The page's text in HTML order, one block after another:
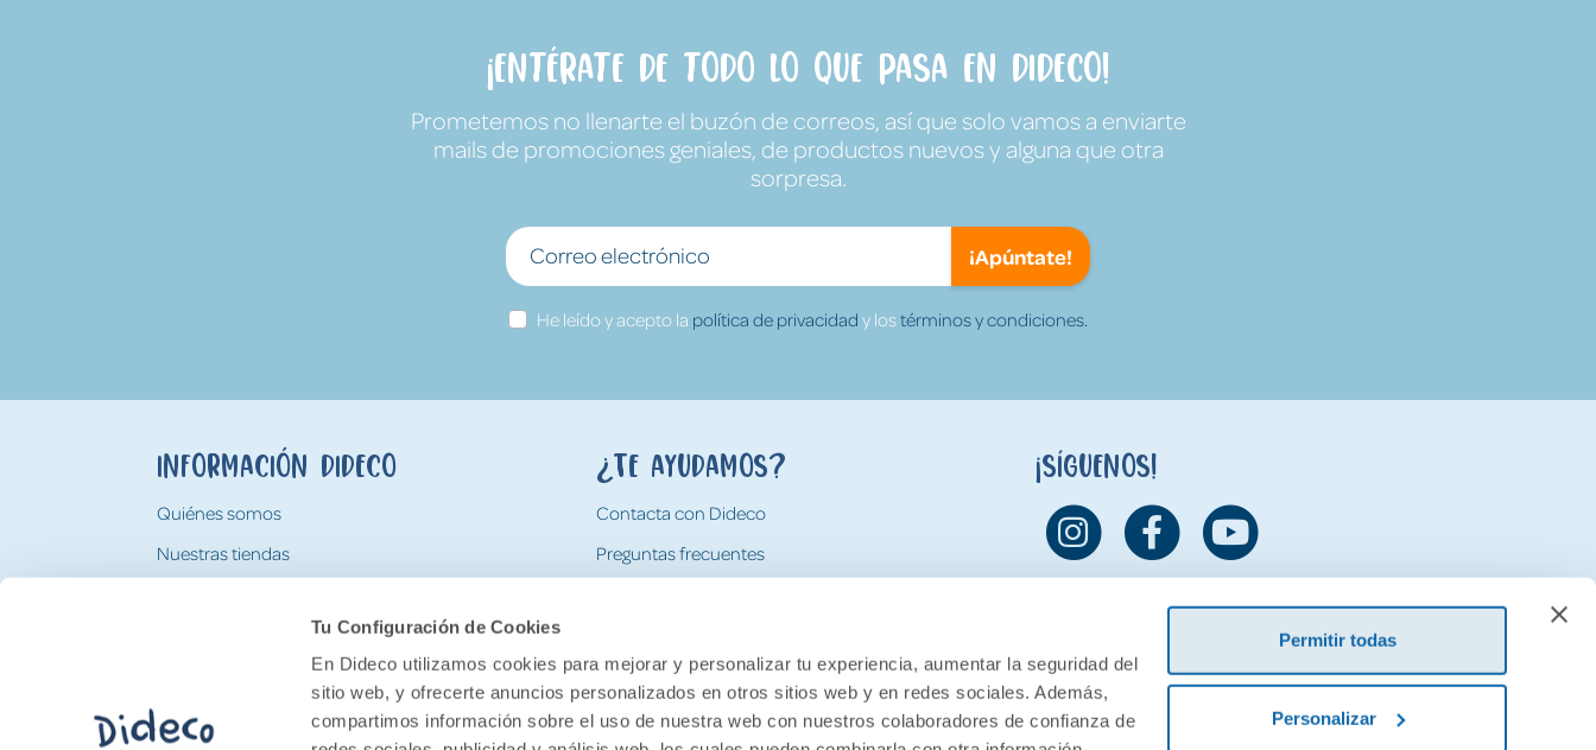
Tu Configuración de Cookies
En Dideco utilizamos cookies para mejorar y personalizar tu experiencia, aumentar la seguridad del
sitio web, y ofrecerte anuncios personalizados en otros sitios web y en redes sociales. Además,
compartimos información sobre el uso de nuestra web con nuestros colaboradores de confianza de
Permitir todas
Personalizar
¡Entérate de todo lo que pasa en Dideco!
Prometemos no llenarte el buzón de correos, así que solo vamos a enviarte
mails de promociones geniales, de productos nuevos y alguna que otra
sorpresa.
¡Apúntate!
He leído y acepto la política de privacidad y lostérminos y condiciones.
Información Dideco
Quiénes somos
Nuestras tiendas
Tarjeta Regalo Dideco
¿Te ayudamos?
Contacta con Dideco
Preguntas frecuentes
Devoluciones
¡Síguenos!